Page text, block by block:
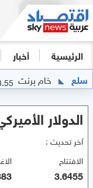
الرئيسية أخبار
سلع
خام برنت
الدولار
آخر تحديث :
الافتتاح
3.6455